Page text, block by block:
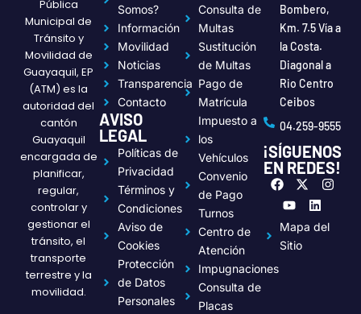
Pública
Municipal de
Tránsito y
Movilidad de
Guayaquil, EP
(ATM) es la
autoridad del
cantón
Guayaquil
encargada de
planificar,
regular,
controlar y
gestionar el
tránsito, el
transporte
terrestre y la
movilidad.
Somos?
Información
Movilidad
Noticias
Transparencia
Contacto
AVISO
LEGAL
Políticas de
Privacidad
Términos y
Condiciones
Aviso de
Cookies
Protección
de Datos
Personales
Consulta de
Multas
Sustitución
de Multas
Pago de
Matrícula
Impuesto a
los
Vehículos
Convenio
de Pago
Turnos
Centro de
Atención
Impugnaciones
Consulta de
Placas
Bombero,
Km. 7.5 Vía a
la Costa.
Diagonal a
Rio Centro
Ceibos
04.259-9555
¡SÍGUENOS
EN REDES!
F
a
c
e
b
o
k
X
-
i
t
I
n
t
a
Y
u
t
u
b
n
k
e
Mapa del
Sitio